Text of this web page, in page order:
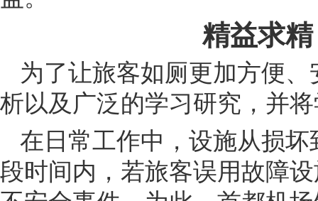
精益求
为了让旅客如厕更加方便
析以及广泛的学习研究，并
在日常工作中，设施从损
段时间内，若旅客误用故障